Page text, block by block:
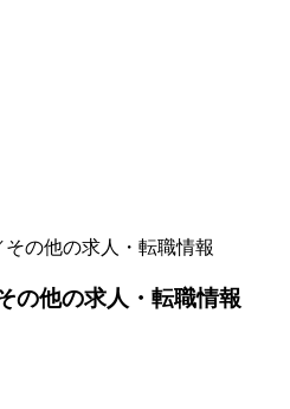
の他の求人・転職情報
の他の求人・転職情報